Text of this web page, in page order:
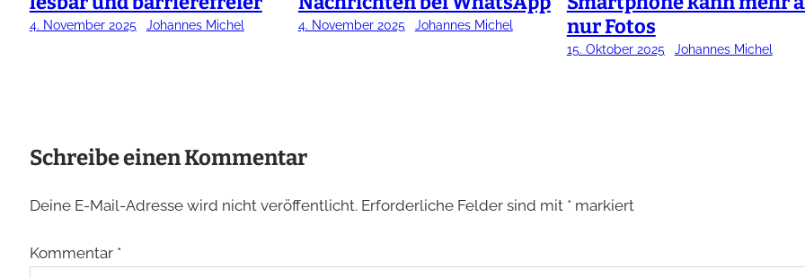
4. November 2025 Johannes Michel 4. November 2025 Johannes Michel
nur Fotos
15. Oktober 2025 Johannes Michel
Schreibe einen Kommentar
Deine E-Mail-Adresse wird nicht veröffentlicht. Erforderliche Felder sind mit *markiert
Kommentar *